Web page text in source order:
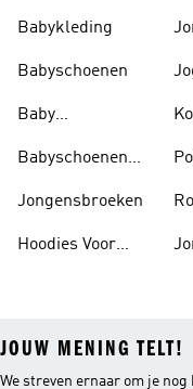
Babykleding
Babyschoenen
Baby
Babyschoenen
Jongensbroeken
Hoodies Voor
JOUW MENING TELT!
We streven ernaar om je